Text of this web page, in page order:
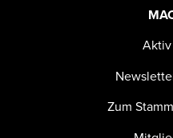
Zum